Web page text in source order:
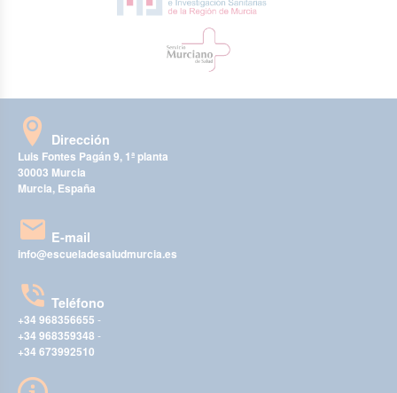
Dirección
Luis Fontes Pagán 9, 1ª planta
30003 Murcia
Murcia, España
E-mail
info@escueladesaludmurcia.es
Teléfono
+34 968356655 -
+34 968359348 -
+34 673992510